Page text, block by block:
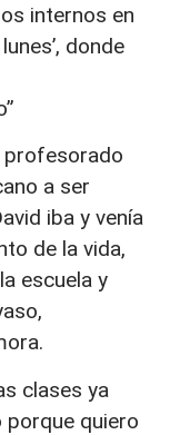
internos en
donde
profesorado
a ser
iba y venía
de la vida,
escuela y
clases ya
porque quiero